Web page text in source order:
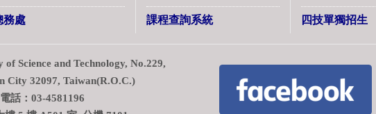
務處 課程查詢系統 四技單獨招生
Science and Technology, No.229,
City 32097, Taiwan(R.O.C.)
話：03-4581196